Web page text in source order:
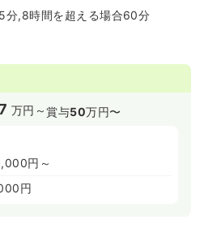
分,8時間を超える場合60分
万円～賞与50万円〜
円～
円